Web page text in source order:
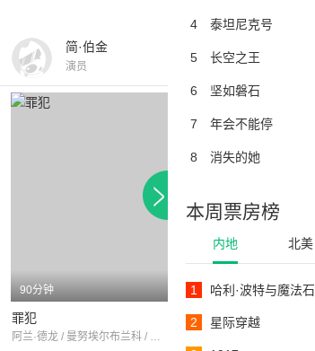
4 泰坦尼克号
5 长空之王
6 坚如磐石
7 年会不能停
8 消失的她
本周票房榜
内地 北美
1 哈利·波特与魔法石
2 星际穿越
简·伯金
演员
90分钟
罪犯
阿兰·德龙 / 曼努埃尔布兰科 / 索非·布鲁斯特尔
98分钟
黑木